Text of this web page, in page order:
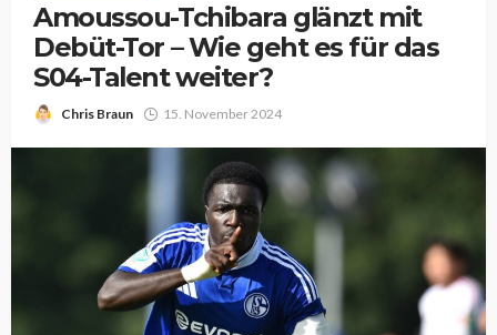
Amoussou-Tchibara glänzt mit
Debüt-Tor – Wie geht es für das
S04-Talent weiter?
Chris Braun 15. November 2024